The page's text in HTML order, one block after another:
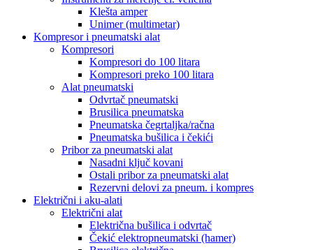
Klešta amper
Unimer (multimetar)
Kompresor i pneumatski alat
Kompresori
Kompresori do 100 litara
Kompresori preko 100 litara
Alat pneumatski
Odvrtač pneumatski
Brusilica pneumatska
Pneumatska čegrtaljka/račna
Pneumatska bušilica i čekići
Pribor za pneumatski alat
Nasadni ključ kovani
Ostali pribor za pneumatski alat
Rezervni delovi za pneum. i kompres
Električni i aku-alati
Električni alat
Električna bušilica i odvrtač
Čekić elektropneumatski (hamer)